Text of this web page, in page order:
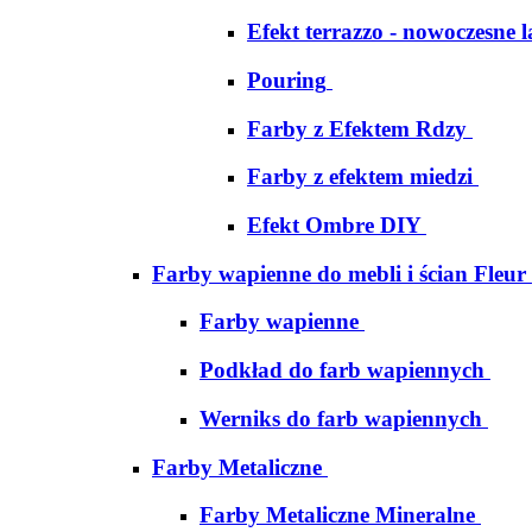
Efekt terrazzo - nowoczesne
Pouring
Farby z Efektem Rdzy
Farby z efektem miedzi
Efekt Ombre DIY
Farby wapienne do mebli i ścian Fleur
Farby wapienne
Podkład do farb wapiennych
Werniks do farb wapiennych
Farby Metaliczne
Farby Metaliczne Mineralne